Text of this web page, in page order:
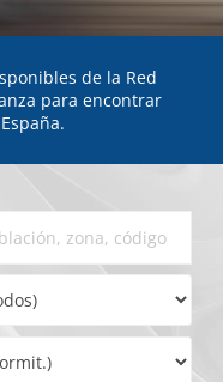
de la Red
para encontrar